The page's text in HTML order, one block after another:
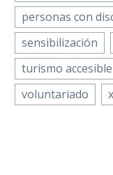
personas con
sensibilización
turismo accesible
voluntariado